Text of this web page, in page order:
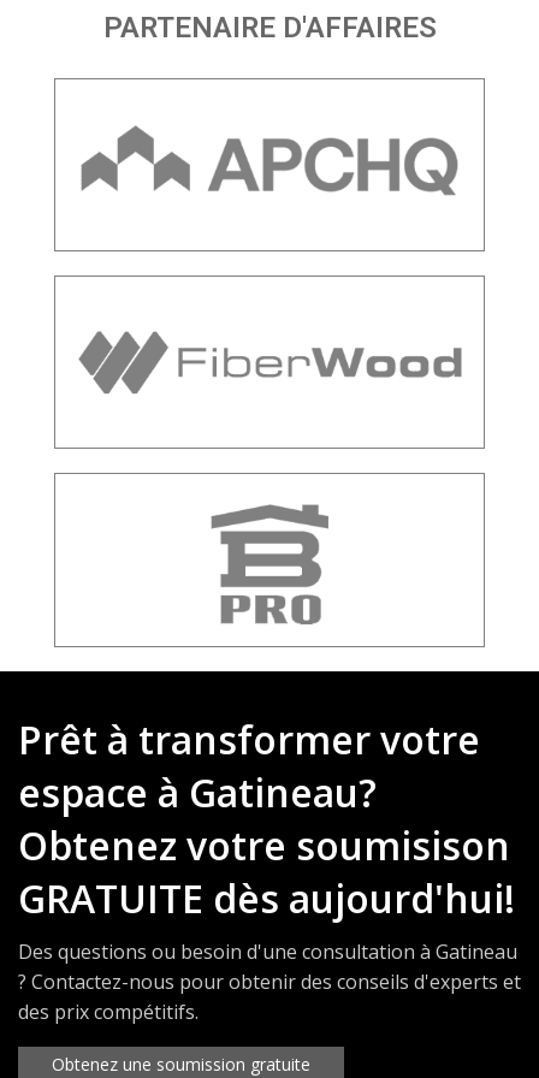
PARTENAIRE D'AFFAIRES
Prêt à transformer votre
espace à Gatineau?
Obtenez votre soumisison
GRATUITE dès aujourd'hui!
Des questions ou besoin d'une consultation à Gatineau
? Contactez-nous pour obtenir des conseils d'experts et
des prix compétitifs.
Obtenez une soumission gratuite